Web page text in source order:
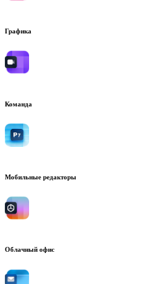
Графика
Команда
Мобильные редакторы
Облачный офис